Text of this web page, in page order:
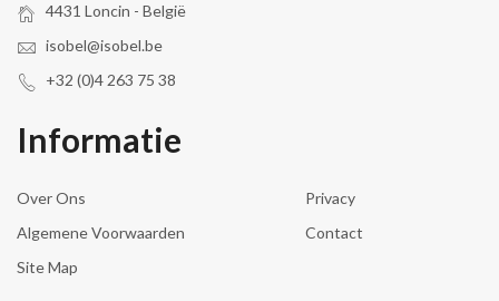
4431 Loncin - België
isobel@isobel.be
+32 (0)4 263 75 38
Informatie
Over Ons
Privacy
Algemene Voorwaarden
Contact
Site Map